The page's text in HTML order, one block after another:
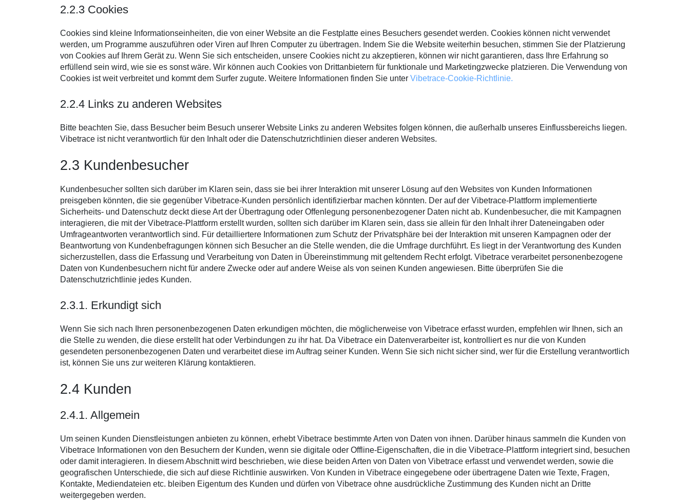
2.2.3 Cookies
Cookies sind kleine Informationseinheiten, die von einer Website an die Festplatte eines Besuchers gesendet werden. Cookies können nicht verwendet
werden, um Programme auszuführen oder Viren auf Ihren Computer zu übertragen. Indem Sie die Website weiterhin besuchen, stimmen Sie der Platzierung
von Cookies auf Ihrem Gerät zu. Wenn Sie sich entscheiden, unsere Cookies nicht zu akzeptieren, können wir nicht garantieren, dass Ihre Erfahrung so
erfüllend sein wird, wie sie es sonst wäre. Wir können auch Cookies von Drittanbietern für funktionale und Marketingzwecke platzieren. Die Verwendung von
Cookies ist weit verbreitet und kommt dem Surfer zugute. Weitere Informationen finden Sie unter Vibetrace-Cookie-Richtlinie.
2.2.4 Links zu anderen Websites
Bitte beachten Sie, dass Besucher beim Besuch unserer Website Links zu anderen Websites folgen können, die außerhalb unseres Einflussbereichs liegen.
Vibetrace ist nicht verantwortlich für den Inhalt oder die Datenschutzrichtlinien dieser anderen Websites.
2.3 Kundenbesucher
Kundenbesucher sollten sich darüber im Klaren sein, dass sie bei ihrer Interaktion mit unserer Lösung auf den Websites von Kunden Informationen
preisgeben könnten, die sie gegenüber Vibetrace-Kunden persönlich identifizierbar machen könnten. Der auf der Vibetrace-Plattform implementierte
Sicherheits- und Datenschutz deckt diese Art der Übertragung oder Offenlegung personenbezogener Daten nicht ab. Kundenbesucher, die mit Kampagnen
interagieren, die mit der Vibetrace-Plattform erstellt wurden, sollten sich darüber im Klaren sein, dass sie allein für den Inhalt ihrer Dateneingaben oder
Umfrageantworten verantwortlich sind. Für detailliertere Informationen zum Schutz der Privatsphäre bei der Interaktion mit unseren Kampagnen oder der
Beantwortung von Kundenbefragungen können sich Besucher an die Stelle wenden, die die Umfrage durchführt. Es liegt in der Verantwortung des Kunden
sicherzustellen, dass die Erfassung und Verarbeitung von Daten in Übereinstimmung mit geltendem Recht erfolgt. Vibetrace verarbeitet personenbezogene
Daten von Kundenbesuchern nicht für andere Zwecke oder auf andere Weise als von seinen Kunden angewiesen. Bitte überprüfen Sie die
Datenschutzrichtlinie jedes Kunden.
2.3.1. Erkundigt sich
Wenn Sie sich nach Ihren personenbezogenen Daten erkundigen möchten, die möglicherweise von Vibetrace erfasst wurden, empfehlen wir Ihnen, sich an
die Stelle zu wenden, die diese erstellt hat oder Verbindungen zu ihr hat. Da Vibetrace ein Datenverarbeiter ist, kontrolliert es nur die von Kunden
gesendeten personenbezogenen Daten und verarbeitet diese im Auftrag seiner Kunden. Wenn Sie sich nicht sicher sind, wer für die Erstellung verantwortlich
ist, können Sie uns zur weiteren Klärung kontaktieren.
2.4 Kunden
2.4.1. Allgemein
Um seinen Kunden Dienstleistungen anbieten zu können, erhebt Vibetrace bestimmte Arten von Daten von ihnen. Darüber hinaus sammeln die Kunden von
Vibetrace Informationen von den Besuchern der Kunden, wenn sie digitale oder Offline-Eigenschaften, die in die Vibetrace-Plattform integriert sind, besuchen
oder damit interagieren. In diesem Abschnitt wird beschrieben, wie diese beiden Arten von Daten von Vibetrace erfasst und verwendet werden, sowie die
geografischen Unterschiede, die sich auf diese Richtlinie auswirken. Von Kunden in Vibetrace eingegebene oder übertragene Daten wie Texte, Fragen,
Kontakte, Mediendateien etc. bleiben Eigentum des Kunden und dürfen von Vibetrace ohne ausdrückliche Zustimmung des Kunden nicht an Dritte
weitergegeben werden.